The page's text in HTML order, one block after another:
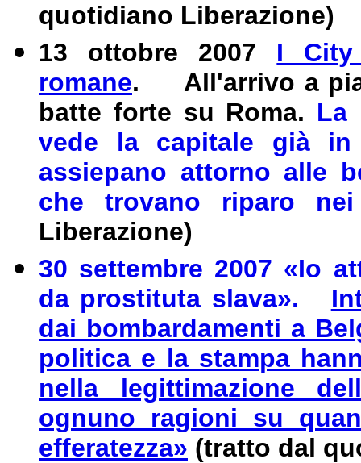
quotidiano Liberazione)
13 ottobre 2007 I City
romane. All'arrivo a
batte forte su Roma. La
vede la capitale già
assiepano attorno alle
che trovano riparo
Liberazione)
30 settembre 2007 «Io
da prostituta slava».
dai bombardamenti a
politica e la stampa
nella legittimazione
ognuno ragioni su
efferatezza» (tratto dal